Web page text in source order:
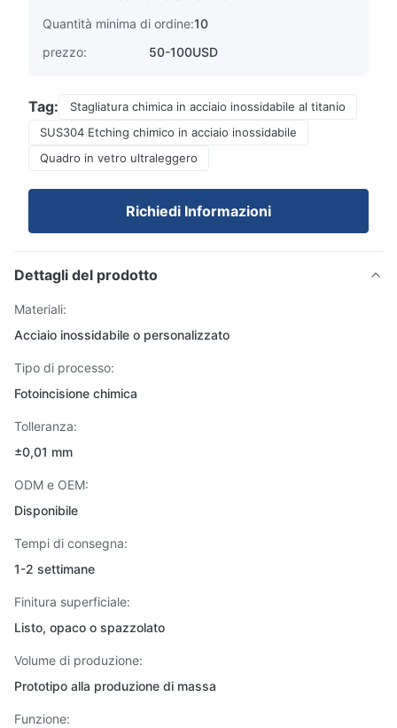
Quantità minima di ordine:10
prezzo:
50-100USD
Tag:
Stagliatura chimica in acciaio inossidabile al titanio
SUS304 Etching chimico in acciaio inossidabile
Quadro in vetro ultraleggero
Richiedi Informazioni
Dettagli del prodotto
Materiali:
Acciaio inossidabile o personalizzato
Tipo di processo:
Fotoincisione chimica
Tolleranza:
±0,01 mm
ODM e OEM:
Disponibile
Tempi di consegna:
1-2 settimane
Finitura superficiale:
Listo, opaco o spazzolato
Volume di produzione:
Prototipo alla produzione di massa
Funzione: